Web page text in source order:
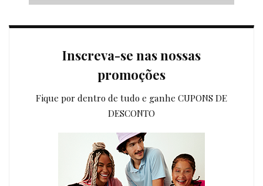
Inscreva-se nas nossas
promoções
Fique por dentro de tudo e ganhe CUPONS DE
DESCONTO